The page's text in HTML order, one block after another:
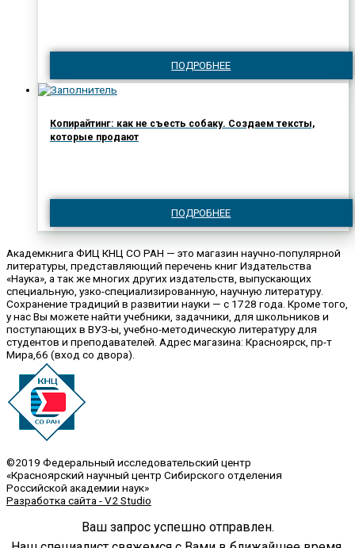
ПОДРОБНЕЕ
Копирайтинг: как не съесть собаку. Создаем тексты,
которые продают
ПОДРОБНЕЕ
Академкнига ФИЦ КНЦ СО РАН — это магазин научно-популярной
литературы, представляющий перечень книг Издательства
«Наука», а так же многих других издательств, выпускающих
специальную, узко-специализированную, научную литературу.
Сохранение традиций в развитии науки — с 1728 года. Кроме того,
у нас Вы можете найти учебники, задачники, для школьников и
поступающих в ВУЗ-ы, учебно-методическую литературу для
студентов и преподавателей. Адрес магазина: Красноярск, пр-т
Мира,66 (вход со двора).
©2019 Федеральный исследовательский центр
«Красноярский научный центр Сибирского отделения
Российской академии наук»
Разработка сайта - V2 Studio
Ваш запрос успешно отправлен.